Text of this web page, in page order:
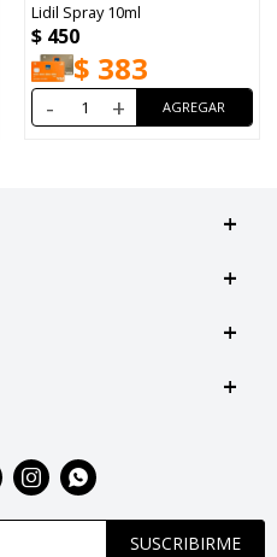
Lidil Spray 10ml
$ 450
$ 383
- +
SUSCRIBIRME
 